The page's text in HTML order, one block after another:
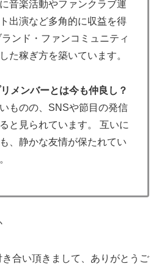
音楽活動やファンクラブ運
出演など多角的に収益を得
ンド・ファンコミュニティ
た稼ぎ方を築いています。
メンバーとは今も仲良し？
ものの、SNSや節目の発信
と見られています。 互いに
、静かな友情が保たれてい
合い頂きまして、ありがとうご